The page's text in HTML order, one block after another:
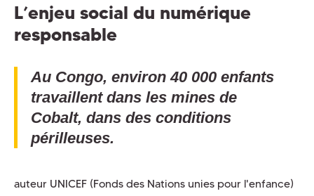
L’enjeu social du numérique
responsable
Au Congo, environ 40 000 enfants
travaillent dans les mines de
Cobalt, dans des conditions
périlleuses.
auteur UNICEF (Fonds des Nations unies pour l'enfance)